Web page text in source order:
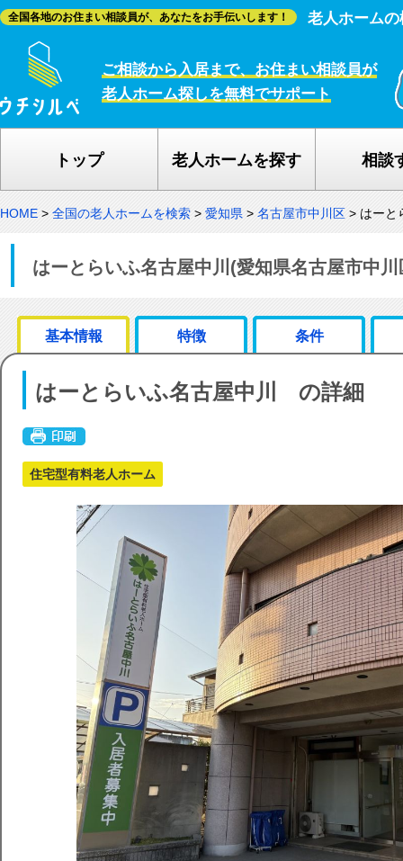
全国各地のお住まい相談員が、あなたをお手伝いします！ 老人ホーム
ご相談から入居まで、お住まい相談員が
老人ホーム探しを無料でサポート
トップ 老人ホームを探す 相談
HOME > 全国の老人ホームを検索 > 愛知県 > 名古屋市中川区 > はーと
はーとらいふ名古屋中川(愛知県名古屋市中川
基本情報 特徴 条件
はーとらいふ名古屋中川 の詳細
住宅型有料老人ホーム